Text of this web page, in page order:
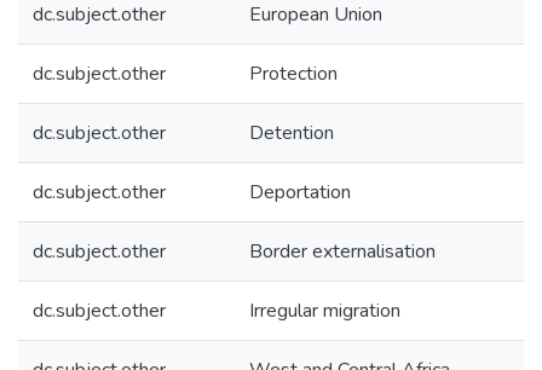
dc.subject.other European Union
dc.subject.other Protection
dc.subject.other Detention
dc.subject.other Deportation
dc.subject.other Border externalisation
dc.subject.other Irregular migration